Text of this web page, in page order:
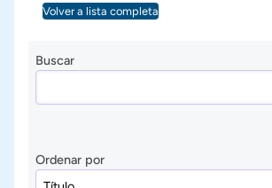
Volver a lista completa
Buscar
Ordenar por